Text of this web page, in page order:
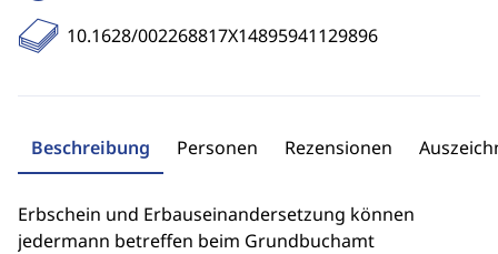
10.1628/002268817X14895941129896
Beschreibung Personen Rezensionen
Erbschein und Erbauseinandersetzung können
jedermann betreffen beim Grundbuchamt